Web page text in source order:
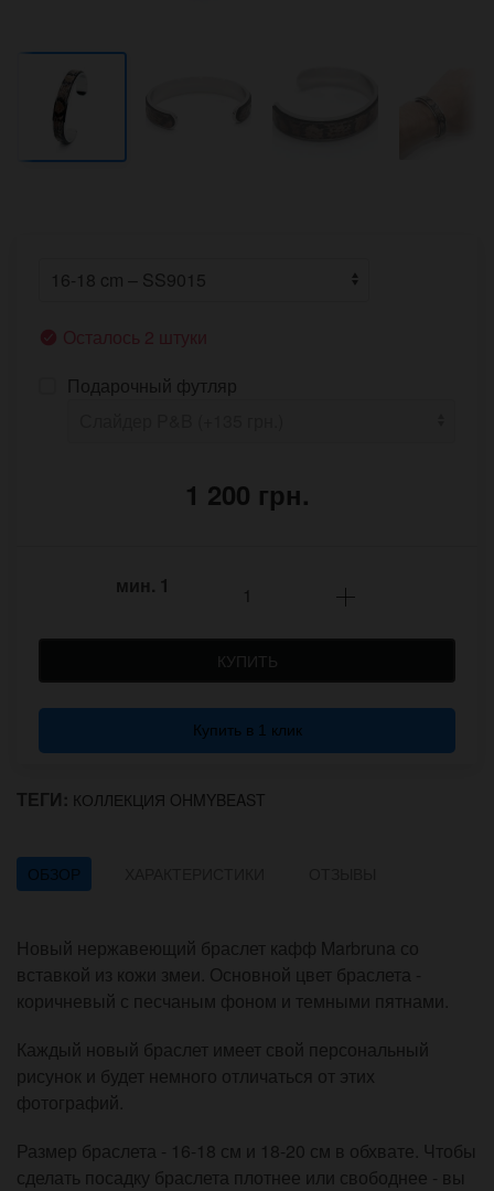
Осталось 2 штуки
Подарочный футляр
1 200 грн.
мин. 1
КУПИТЬ
Купить в 1 клик
ТЕГИ: КОЛЛЕКЦИЯ OHMYBEAST
ОБЗОР
Новый нержавеющий браслет кафф Marbruna со
вставкой из кожи змеи. Основной цвет браслета -
коричневый с песчаным фоном и темными пятнами.
Каждый новый браслет имеет свой персональный
рисунок и будет немного отличаться от этих
фотографий.
Размер браслета - 16-18 см и 18-20 см в обхвате. Чтобы
сделать посадку браслета плотнее или свободнее - вы